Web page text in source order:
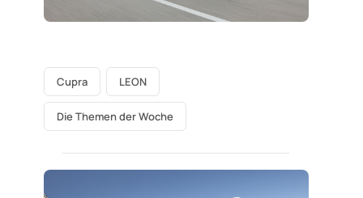
Cupra LEON
Die Themen der Woche